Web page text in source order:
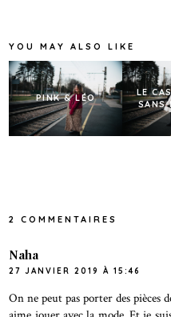
YOU MAY ALSO LIKE
PINK & LÉO
LE
SANS
2 COMMENTAIRES
Naha
27 JANVIER 2019 À 15:46
On ne peut pas porter des pièces